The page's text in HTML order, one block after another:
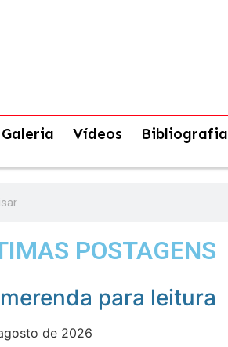
Galeria Vídeos Bibliografia
POSTAGENS
para leitura
de 2026